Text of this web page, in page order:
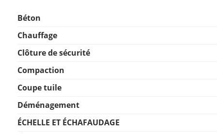
Béton
Chauffage
Clôture de sécurité
Compaction
Coupe tuile
Déménagement
ÉCHELLE ET ÉCHAFAUDAGE